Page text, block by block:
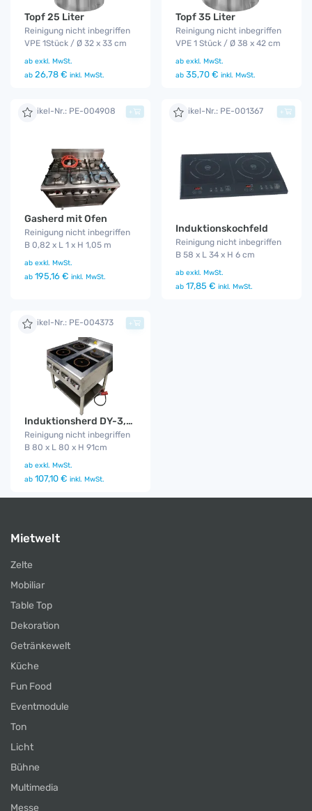
Topf 25 Liter
Reinigung nicht inbegriffen
VPE 1Stück / Ø 32 x 33 cm
ab exkl. MwSt.
ab 26,78 € inkl. MwSt.
Topf 35 Liter
Reinigung nicht inbegriffen
VPE 1 Stück / Ø 38 x 42 cm
ab exkl. MwSt.
ab 35,70 € inkl. MwSt.
Artikel-Nr.: PE-004908
Gasherd mit Ofen
Reinigung nicht inbegriffen
B 0,82 x L 1 x H 1,05 m
ab exkl. MwSt.
ab 195,16 € inkl. MwSt.
+ Artikel-Nr.: PE-001367
Induktionskochfeld
Reinigung nicht inbegriffen
B 58 x L 34 x H 6 cm
ab exkl. MwSt.
ab 17,85 € inkl. MwSt.
+
Artikel-Nr.: PE-004373
Induktionsherd DY-3,5kW•4-E
Reinigung nicht inbegriffen
B 80 x L 80 x H 91cm
ab exkl. MwSt.
ab 107,10 € inkl. MwSt.
+
Mietwelt
Zelte
Mobiliar
Table Top
Dekoration
Getränkewelt
Küche
Fun Food
Eventmodule
Ton
Licht
Bühne
Multimedia
Messe